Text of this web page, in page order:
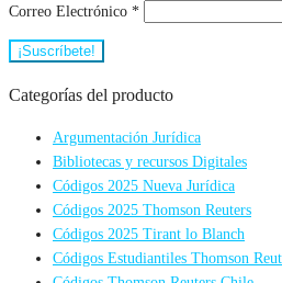
Correo Electrónico *
Categorías del producto
Argumentación Jurídica
Bibliotecas y recursos Digitales
Códigos 2025 Nueva Jurídica
Códigos 2025 Thomson Reuters
Códigos 2025 Tirant lo Blanch
Códigos Estudiantiles Thomson